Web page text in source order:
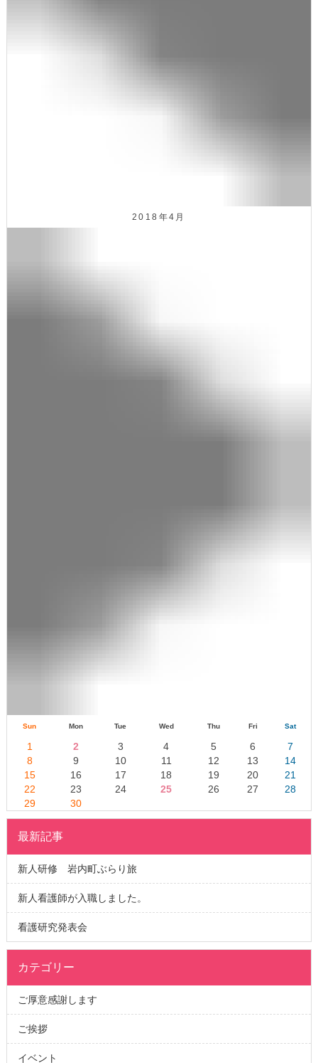
2018年4月
Sun Mon Tue Wed Thu Fri Sat
1 2 3 4 5 6
7
8
9 10 11 12 13
14
15
16 17 18 19 20
21
22
23 24 25 26 27
28
29
30
最新記事
新人研修 岩内町ぶらり旅
新人看護師が入職しました。
看護研究発表会
カテゴリー
ご厚意感謝します
ご挨拶
イベント